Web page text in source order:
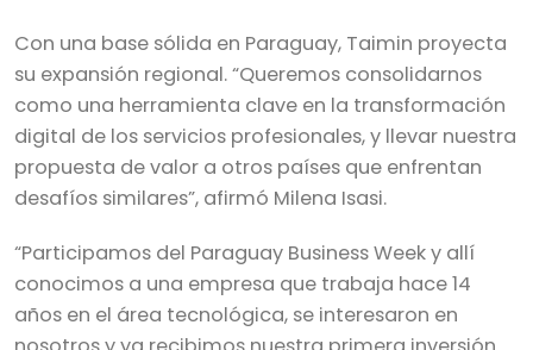
Con una base sólida en Paraguay, Taimin proyecta
su expansión regional. “Queremos consolidarnos
como una herramienta clave en la transformación
digital de los servicios profesionales, y llevar nuestra
propuesta de valor a otros países que enfrentan
desafíos similares”, afirmó Milena Isasi.
“Participamos del Paraguay Business Week y allí
conocimos a una empresa que trabaja hace 14
años en el área tecnológica, se interesaron en